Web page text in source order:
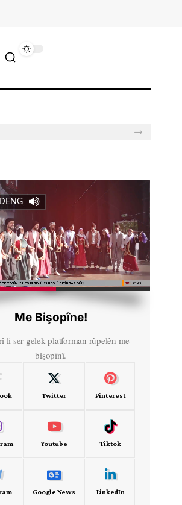
Me Bişopîne!
li ser gelek platforman rûpelên me
bişopînî.
Twitter Pinterest
Youtube Tiktok
Google News LinkedIn